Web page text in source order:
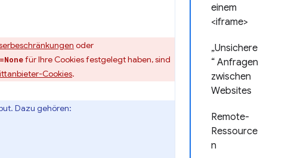
einem
<iframe>
„Unsichere
“ Anfragen
zwischen
Websites
Remote-
Ressource
n
oder
für Ihre Cookies festgelegt haben, sind
Cookies.
Dazu gehören: